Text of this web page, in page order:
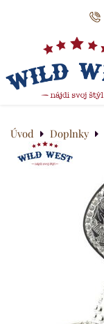
Úvod Doplnky